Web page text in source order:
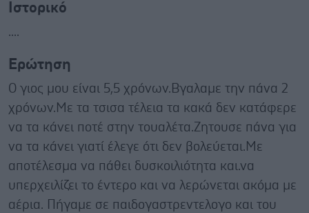
Ιστορικό
....
Ερώτηση
Ο γιος μου είναι 5,5 χρόνων.Βγαλαμε την πάνα 2
χρόνων.Με τα τσισα τέλεια τα κακά δεν κατάφερε
να τα κάνει ποτέ στην τουαλέτα.Ζητουσε πάνα για
να τα κάνει γιατί έλεγε ότι δεν βολεύεται.Με
αποτέλεσμα να πάθει δυσκοιλιότητα και.να
υπερχειλίζει το έντερο και να λερώνεται ακόμα με
αέρια. Πήγαμε σε παιδογαστρεντελογο και του